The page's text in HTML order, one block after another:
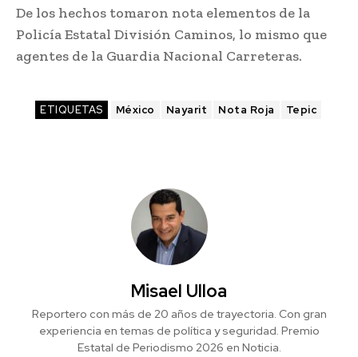
De los hechos tomaron nota elementos de la
Policía Estatal División Caminos, lo mismo que
agentes de la Guardia Nacional Carreteras.
ETIQUETAS México Nayarit Nota Roja Tepic
Misael Ulloa
Reportero con más de 20 años de trayectoria. Con gran
experiencia en temas de política y seguridad. Premio
Estatal de Periodismo 2026 en Noticia.